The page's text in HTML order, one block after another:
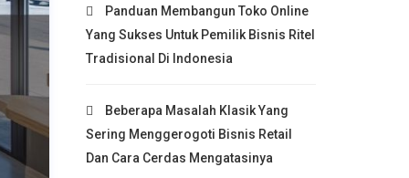
Panduan Membangun Toko Online
Yang Sukses Untuk Pemilik Bisnis Ritel
Tradisional Di Indonesia
Beberapa Masalah Klasik Yang
Sering Menggerogoti Bisnis Retail
Dan Cara Cerdas Mengatasinya